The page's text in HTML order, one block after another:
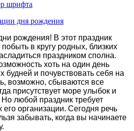
рождения! В этот праздник
в кругу родных, близких
праздником сполна.
хоть на один день
будней и почувствовать себя на
возможно, сбываются все
присутствует море улыбок и
любой праздник требует
его организации. Сегодня речь
забывать, когда вы начинаете